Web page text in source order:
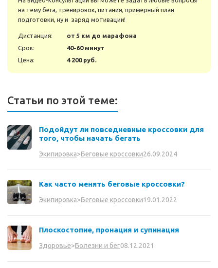
на тему бега, тренировок, питания, примерный план
подготовки, ну и заряд мотивации!
Дистанция:
от 5 км до марафона
Срок:
40-60 минут
Цена:
4 200 руб.
Статьи по этой теме:
Подойдут ли повседневные кроссовки для
того, чтобы начать бегать
Экипировка>Беговые кроссовки26.09.2024
Как часто менять беговые кроссовки?
Экипировка>Беговые кроссовки19.01.2022
Плоскостопие, пронация и супинация
Здоровье>Болезни и бег08.12.2021